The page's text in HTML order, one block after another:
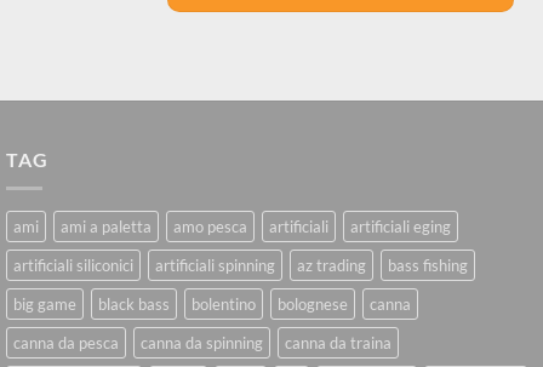
TAG
ami ami a paletta amo pesca artificiali
artificiali eging
artificiali siliconici
artificiali spinning az trading
bass fishing
big game
black bass bolentino bolognese
canna
canna da pesca
canna da spinning canna da traina